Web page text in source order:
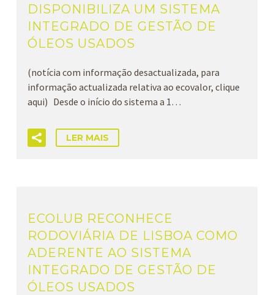
DISPONIBILIZA UM SISTEMA
INTEGRADO DE GESTÃO DE
ÓLEOS USADOS
(notícia com informação desactualizada, para
informação actualizada relativa ao ecovalor, clique
aqui) Desde o início do sistema a 1…
LER MAIS
ECOLUB RECONHECE
RODOVIÁRIA DE LISBOA COMO
ADERENTE AO SISTEMA
INTEGRADO DE GESTÃO DE
ÓLEOS USADOS